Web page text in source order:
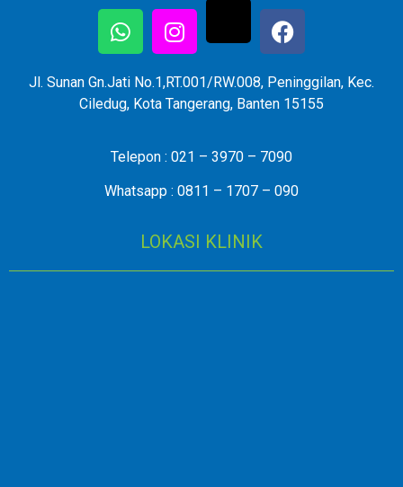
Jl. Sunan Gn.Jati No.1,RT.001/RW.008, Peninggilan, Kec.
Ciledug, Kota Tangerang, Banten 15155
Telepon : 021 – 3970 – 7090
Whatsapp : 0811 – 1707 – 090
LOKASI KLINIK